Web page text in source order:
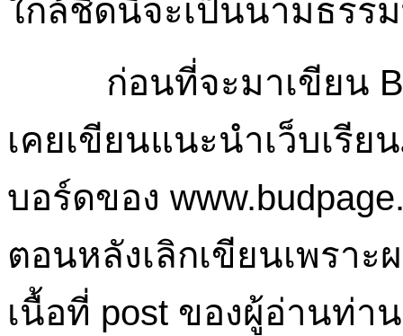
ใกล้ชิดนี้จะเป็นนามธรร
ก่อนที่จะมาเขียน
เคยเขียนแนะนำเว็บเรีย
บอร์ดของ
ตอนหลังเลิกเขียนเพรา
เนื้อที่ post ของผู้อ่านท่า